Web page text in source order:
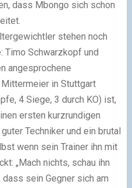
dass Mbongo sich schon
stehen noch
Timo Schwarzkopf und
angesprochene
in Stuttgart
4 Siege, 3 durch KO) ist,
ersten kurzrundigen
Techniker und ein brutal
wenn sein Trainer ihn mit
„Mach nichts, schau ihn
dass sein Gegner sich am